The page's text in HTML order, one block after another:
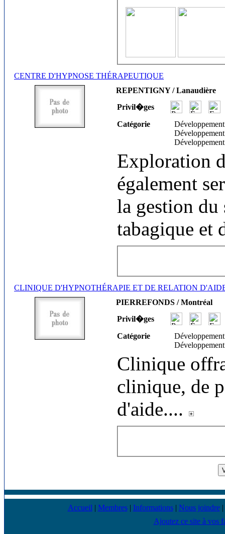
CENTRE D'HYPNOSE THÉRAPEUTIQUE
REPENTIGNY / Lanaudière
Privil�ges
Catégorie
Exploration
également
la gestion du
tabagique et
CLINIQUE D'HYPNOTHÉRAPIE ET DE RELATION
PIERREFONDS / Montréal
Privil�ges
Catégorie
Clinique
clinique, de
d'aide....
Accueil | Membres| Informations| Nous joindre|
Ajoutez ce site à vos